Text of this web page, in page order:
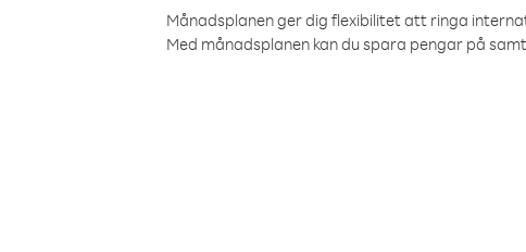
Månadsplanen ger dig flexibilitet att ringa
Med månadsplanen kan du spara pengar på